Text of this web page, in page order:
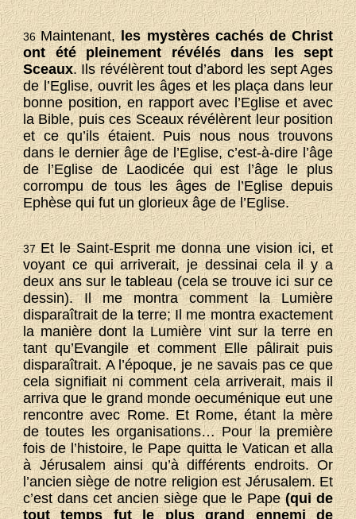
36Maintenant,les mystères cachés de Christ
ont été pleinement révélés dans les sept
Sceaux. Ils révélèrent tout d’abord les sept Ages
de l’Eglise, ouvrit les âges et les plaça dans leur
bonne position, en rapport avec l’Eglise et avec
la Bible, puis ces Sceaux révélèrent leur position
et ce qu’ils étaient. Puis nous nous trouvons
dans le dernier âge de l’Eglise, c’est-à-dire l’âge
de l’Eglise de Laodicée qui est l’âge le plus
corrompu de tous les âges de l’Eglise depuis
Ephèse qui fut un glorieux âge de l’Eglise.
37Et le Saint-Esprit me donna une vision ici, et
voyant ce qui arriverait, je dessinai cela il y a
deux ans sur le tableau (cela se trouve ici sur ce
dessin). Il me montra comment la Lumière
disparaîtrait de la terre; Il me montra exactement
la manière dont la Lumière vint sur la terre en
tant qu’Evangile et comment Elle pâlirait puis
disparaîtrait. A l’époque, je ne savais pas ce que
cela signifiait ni comment cela arriverait, mais il
arriva que le grand monde oecuménique eut une
rencontre avec Rome. Et Rome, étant la mère
de toutes les organisations… Pour la première
fois de l’histoire, le Pape quitta le Vatican et alla
à Jérusalem ainsi qu’à différents endroits. Or
l’ancien siège de notre religion est Jérusalem. Et
c’est dans cet ancien siège que le Pape(qui de
tout temps fut le plus grand ennemi de